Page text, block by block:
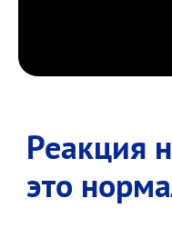
Реакция
это